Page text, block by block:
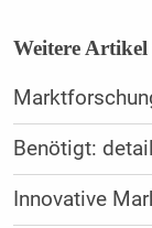
Weitere
Benötigt:
Innovative